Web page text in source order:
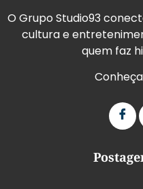
O Grupo Studio93
cultura e
quem faz